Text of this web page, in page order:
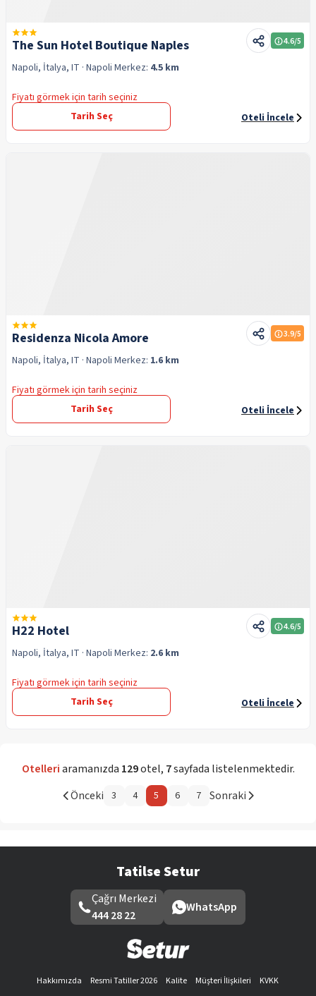
The Sun Hotel Boutique Naples 4.6/5
Napoli, İtalya, IT · Napoli Merkez: 4.5 km
Fiyatı görmek için tarih seçiniz
Tarih Seç
Oteli İncele
Residenza Nicola Amore 3.9/5
Napoli, İtalya, IT · Napoli Merkez: 1.6 km
Fiyatı görmek için tarih seçiniz
Tarih Seç
Oteli İncele
H22 Hotel 4.6/5
Napoli, İtalya, IT · Napoli Merkez: 2.6 km
Fiyatı görmek için tarih seçiniz
Tarih Seç
Oteli İncele
Otelleriaramanızda 129otel, 7sayfada listelenmektedir.
Önceki 3 4 5 6 7 Sonraki
Tatilse Setur
Çağrı Merkezi
444 28 22
WhatsApp
Hakkımızda Resmi Tatiller 2026 Kalite Müşteri İlişkileri
KVKK